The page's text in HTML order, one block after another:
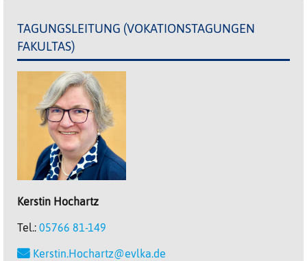
TAGUNGSLEITUNG (VOKATIONSTAGUNGEN
FAKULTAS)
Kerstin Hochartz
Tel.: 05766 81-149
Kerstin.Hochartz@evlka.de